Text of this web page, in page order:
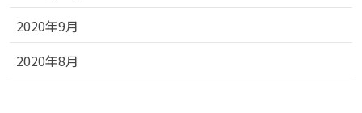
2020年9月
2020年8月